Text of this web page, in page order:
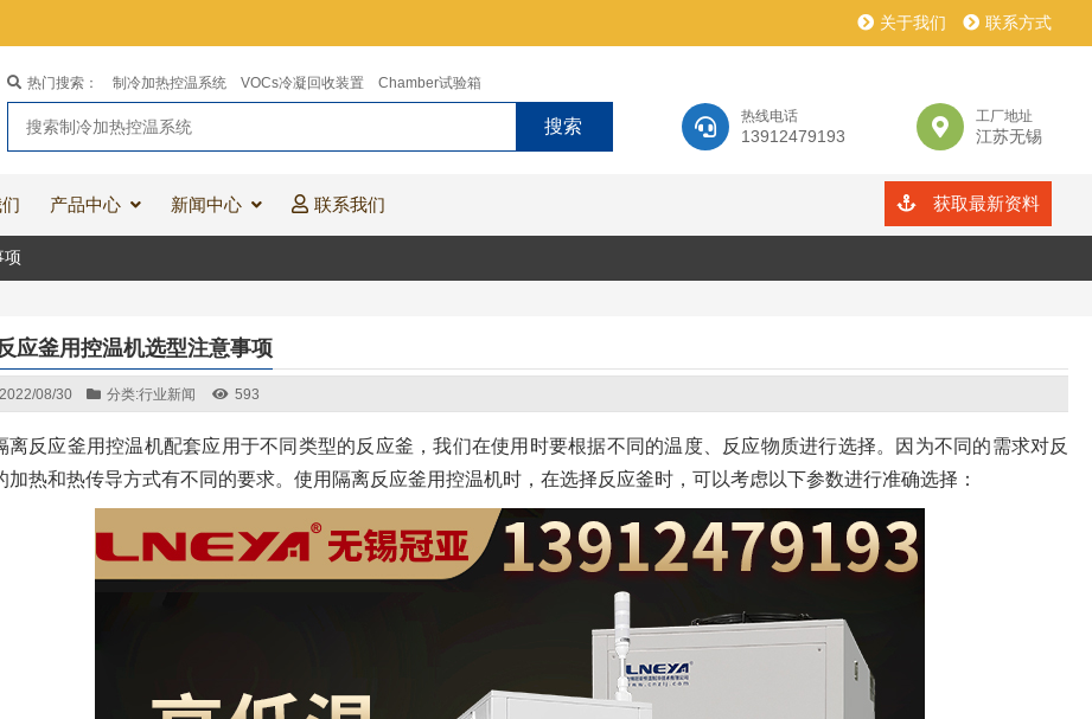
关于我们 联系方式
热线电话
13912479193
工厂地址
江苏无锡
热门搜索： 制冷加热控温系统 VOCs冷凝回收装置 Chamber试验箱
产品中心 新闻中心 联系我们 获取最新资料
项
应釜用控温机选型注意事项
2022/08/30 分类:行业新闻 593
离反应釜用控温机配套应用于不同类型的反应釜，我们在使用时要根据不同的温度、反应物质进行选择。因为不同的需求对反
加热和热传导方式有不同的要求。使用隔离反应釜用控温机时，在选择反应釜时，可以考虑以下参数进行准确选择：